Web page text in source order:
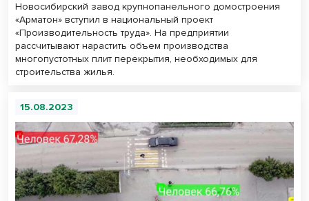
Новосибирский завод крупнопанельного домостроения
«Арматон» вступил в национальный проект
«Производительность труда». На предприятии
рассчитывают нарастить объем производства
многопустотных плит перекрытия, необходимых для
строительства жилья.
15.08.2023